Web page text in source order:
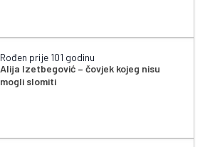
Rođen prije 101 godinu
Alija Izetbegović – čovjek kojeg nisu
mogli slomiti